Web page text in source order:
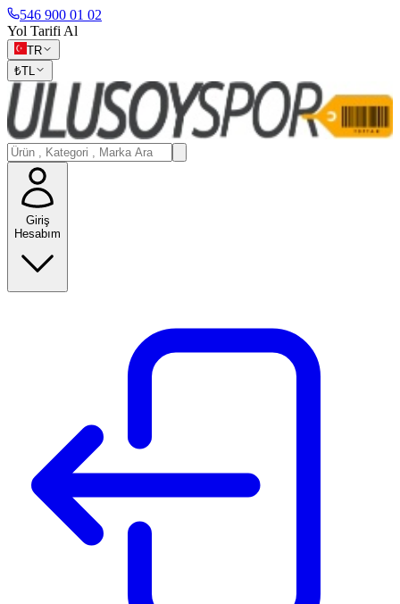
546 900 01 02
Yol Tarifi Al
TR
₺TL
Giriş
Hesabım